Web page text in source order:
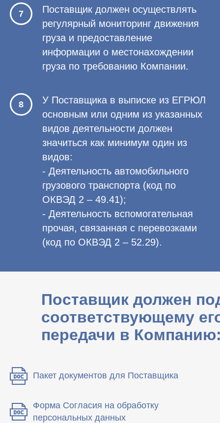
Поставщик должен осуществлять
регулярный мониторинг движения
груза и предоставление
информации о местонахождении
груза по требованию Компании.
У Поставщика в выписке из ЕГРЮЛ
основным или одним из указанных
видов деятельности должен
значиться как минимум один из
видов:
- Деятельность автомобильного
грузового транспорта (код по
ОКВЭД 2 – 49.41);
- Деятельность вспомогательная
прочая, связанная с перевозками
(код по ОКВЭД 2 – 52.29).
Поставщик должен
соответствующему
передачи в
Пакет документов для Поставщика
Форма Согласия на обработку
персональных данных